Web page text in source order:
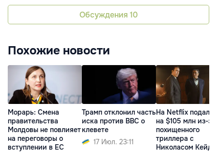
Обсуждения 10
Похожие новости
Морарь: Смена
правительства
Молдовы не повлияет
на переговоры о
вступлении в ЕС
Трамп отклонил часть
иска против BBC о
клевете
17 Июл. 23:11
На Netflix подали
на $105 млн из-за
похищенного
триллера с
Николасом